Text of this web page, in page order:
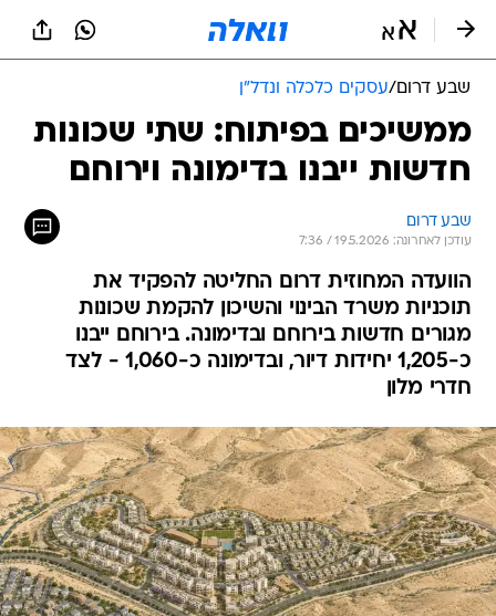
שבע דרום/עסקים כלכלה ונדל"ן
ממשיכים בפיתוח: שתי שכונות
חדשות ייבנו בדימונה וירוחם
שבע דרום
עודכן לאחרונה: 19.5.2026 / 7:36
הוועדה המחוזית דרום החליטה להפקיד את
תוכניות משרד הבינוי והשיכון להקמת שכונות
מגורים חדשות בירוחם ובדימונה. בירוחם ייבנו
כ-1,205 יחידות דיור, ובדימונה כ-1,060 - לצד
חדרי מלון